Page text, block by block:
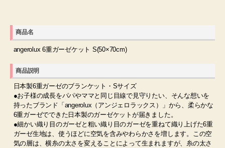
商品名
angerolux 6重ガーゼケット S(50×70cm)
商品説明
日本製6重ガーゼのブランケット・Sサイズ
●お子様の成長をパパやママと同じ目線で見守りたい、そんな想いを
持ったブランド「angerolux（アンジェロラックス）」から、柔らかな
6重ガーゼでできた日本製のガーゼケットが届きました。
●細かい織り目のガーゼと粗い織り目のガーゼを重ねて織り上げた6重
ガーゼ生地は、使うほどに空気を含みやわらかさを増します。この空
気の層は、横糸の太さを変えることによって生まれますが、糸の太さ